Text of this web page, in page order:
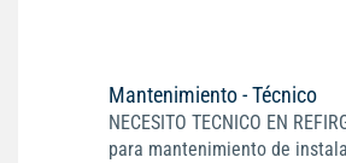
Mantenimiento - Técnico
NECESITO TECNICO EN
para mantenimiento de